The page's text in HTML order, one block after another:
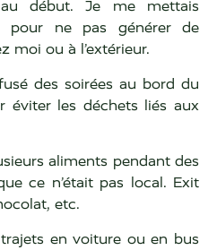
début. Je me mettais
pour ne pas générer de
moi ou à l’extérieur.
des soirées au bord du
éviter les déchets liés aux
aliments pendant des
ce n’était pas local. Exit
etc.
en voiture ou en bus